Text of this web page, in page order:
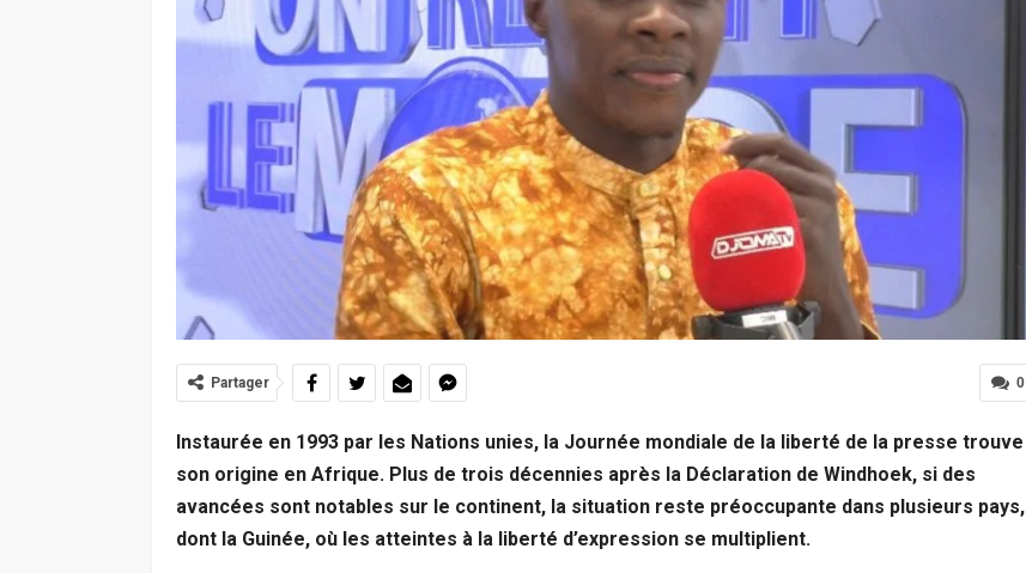
0
Partager
Instaurée en 1993 par les Nations unies, la Journée mondiale de la liberté de la presse trouve
son origine en Afrique. Plus de trois décennies après la Déclaration de Windhoek, si des
avancées sont notables sur le continent, la situation reste préoccupante dans plusieurs pays,
dont la Guinée, où les atteintes à la liberté d’expression se multiplient.